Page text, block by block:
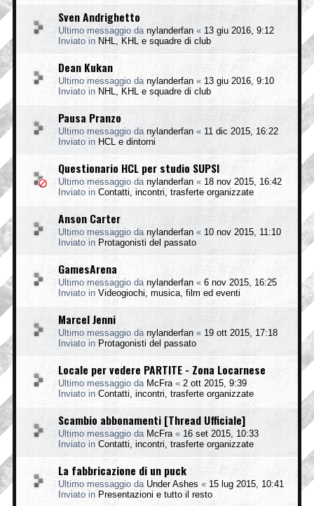
Sven Andrighetto
Ultimo messaggio da nylanderfan « 13 giu 2016, 9:12
Inviato in NHL, KHL e squadre di club
Dean Kukan
Ultimo messaggio da nylanderfan « 13 giu 2016, 9:10
Inviato in NHL, KHL e squadre di club
Pausa Pranzo
Ultimo messaggio da nylanderfan « 11 dic 2015, 16:22
Inviato in HCL e dintorni
Questionario HCL per studio SUPSI
Ultimo messaggio da nylanderfan « 18 nov 2015, 16:42
Inviato in Contatti, incontri, trasferte organizzate
Anson Carter
Ultimo messaggio da nylanderfan « 10 nov 2015, 11:10
Inviato in Protagonisti del passato
GamesArena
Ultimo messaggio da nylanderfan « 6 nov 2015, 16:25
Inviato in Videogiochi, musica, film ed eventi
Marcel Jenni
Ultimo messaggio da nylanderfan « 19 ott 2015, 17:18
Inviato in Protagonisti del passato
Locale per vedere PARTITE - Zona Locarnese
Ultimo messaggio da McFra « 2 ott 2015, 9:39
Inviato in Contatti, incontri, trasferte organizzate
Scambio abbonamenti [Thread Ufficiale]
Ultimo messaggio da McFra « 16 set 2015, 10:33
Inviato in Contatti, incontri, trasferte organizzate
La fabbricazione di un puck
Ultimo messaggio da Under Ashes « 15 lug 2015, 10:41
Inviato in Presentazioni e tutto il resto